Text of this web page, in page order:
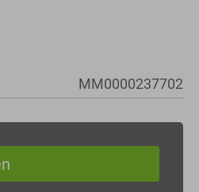
MM0000237702